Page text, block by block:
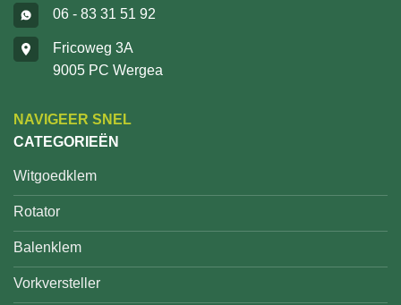
06 - 83 31 51 92
Fricoweg 3A
9005 PC Wergea
NAVIGEER SNEL
CATEGORIEËN
Witgoedklem
Rotator
Balenklem
Vorkversteller